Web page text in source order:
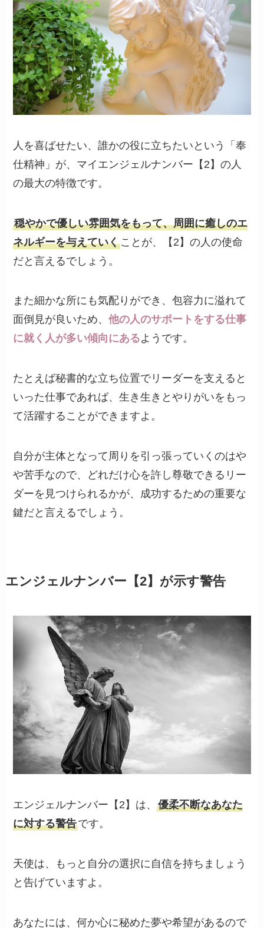
人を喜ばせたい、誰かの役に立ちたいという「奉
仕精神」が、マイエンジェルナンバー【2】の人
の最大の特徴です。
穏やかで優しい雰囲気をもって、周囲に癒しのエ
ネルギーを与えていくことが、【2】の人の使命
だと言えるでしょう。
また細かな所にも気配りができ、包容力に溢れて
面倒見が良いため、他の人のサポートをする仕事
に就く人が多い傾向にあるようです。
たとえば秘書的な立ち位置でリーダーを支えると
いった仕事であれば、生き生きとやりがいをもっ
て活躍することができますよ。
自分が主体となって周りを引っ張っていくのはや
や苦手なので、どれだけ心を許し尊敬できるリー
ダーを見つけられるかが、成功するための重要な
鍵だと言えるでしょう。
エンジェルナンバー【2】が示す警告
エンジェルナンバー【2】は、優柔不断なあなた
に対する警告です。
天使は、もっと自分の選択に自信を持ちましょう
と告げていますよ。
あなたには、何か心に秘めた夢や希望があるので